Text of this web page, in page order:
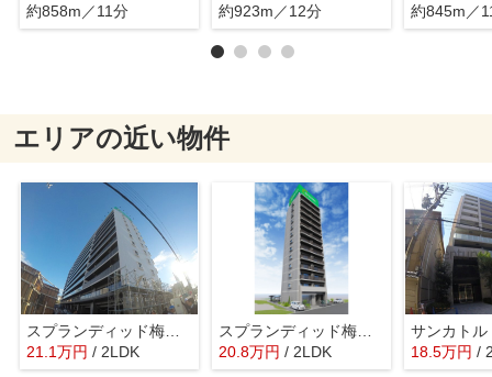
約858m／11分
約923m／12分
約845m／
エリアの近い物件
スプランディッド梅田グランノース
21.1万円 / 2LDK
スプランディッド梅田WEST
20.8万円 / 2LDK
サンカトル
18.5万円 /